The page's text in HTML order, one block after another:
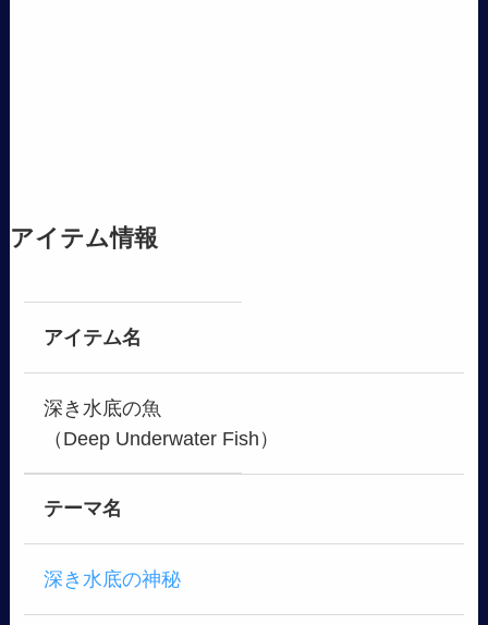
アイテム情報
アイテム名
深き水底の魚
（Deep Underwater Fish）
テーマ名
深き水底の神秘